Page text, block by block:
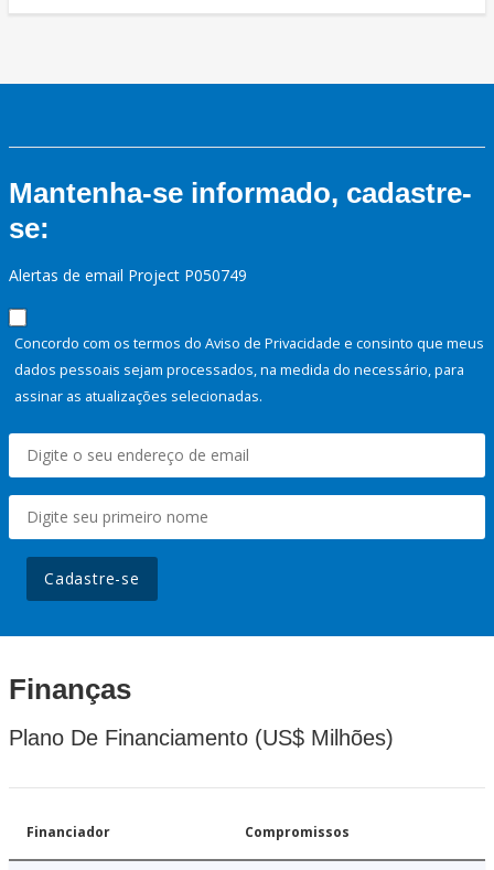
Mantenha-se informado, cadastre-
se:
Alertas de email Project P050749
Concordo com os termos do Aviso de Privacidade e consinto que meus
dados pessoais sejam processados, na medida do necessário, para
assinar as atualizações selecionadas.
Cadastre-se
Finanças
Plano De Financiamento (US$ Milhões)
Financiador Compromissos